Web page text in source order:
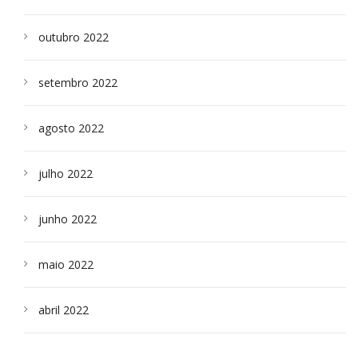
outubro 2022
setembro 2022
agosto 2022
julho 2022
junho 2022
maio 2022
abril 2022